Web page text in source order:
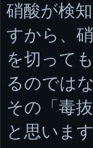
硝酸が検
すから、
を切って
るのでは
その「毒
と思います